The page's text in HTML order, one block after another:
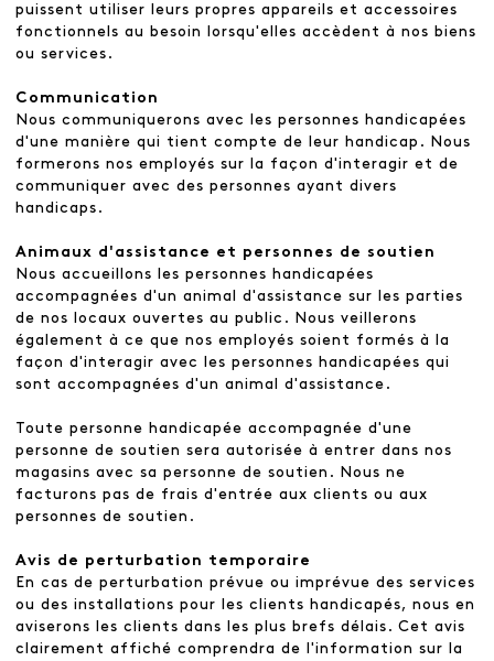
puissent utiliser leurs propres appareils et accessoires
fonctionnels au besoin lorsqu'elles accèdent à nos biens
ou services.
Communication
Nous communiquerons avec les personnes handicapées
d'une manière qui tient compte de leur handicap. Nous
formerons nos employés sur la façon d'interagir et de
communiquer avec des personnes ayant divers
handicaps.
Animaux d'assistance et personnes de soutien
Nous accueillons les personnes handicapées
accompagnées d'un animal d'assistance sur les parties
de nos locaux ouvertes au public. Nous veillerons
également à ce que nos employés soient formés à la
façon d'interagir avec les personnes handicapées qui
sont accompagnées d'un animal d'assistance.
Toute personne handicapée accompagnée d'une
personne de soutien sera autorisée à entrer dans nos
magasins avec sa personne de soutien. Nous ne
facturons pas de frais d'entrée aux clients ou aux
personnes de soutien.
Avis de perturbation temporaire
En cas de perturbation prévue ou imprévue des services
ou des installations pour les clients handicapés, nous en
aviserons les clients dans les plus brefs délais. Cet avis
clairement affiché comprendra de l'information sur la